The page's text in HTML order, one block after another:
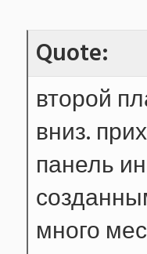
Quote:
второй
вниз.
панель
много